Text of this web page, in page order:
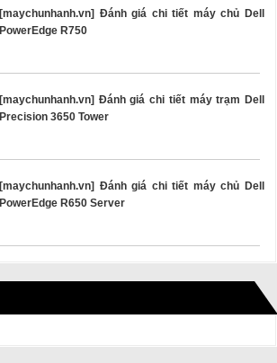
[maychunhanh.vn] Đánh giá chi tiết máy chủ Dell
PowerEdge R750
[maychunhanh.vn] Đánh giá chi tiết máy trạm Dell
Precision 3650 Tower
[maychunhanh.vn] Đánh giá chi tiết máy chủ Dell
PowerEdge R650 Server